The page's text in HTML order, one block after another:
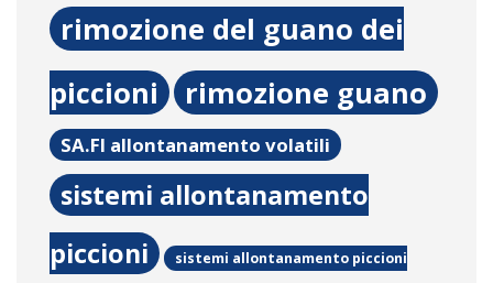
rimozione del guano dei
piccioni
rimozione guano
SA.FI allontanamento volatili
sistemi allontanamento
piccioni
sistemi allontanamento piccioni